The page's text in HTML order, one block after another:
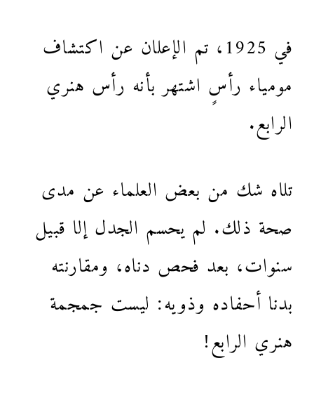
في 1925، تم الإعلان عن اكتشاف
مومياء رأسٍ اشتهر بأنه رأس هنري
الرابع.
تلاه شك من بعض العلماء عن مدى
صحة ذلك. لم يحسم الجدل إلا قبيل
سنوات، بعد فحص دناه، ومقارنته
بدنا أحفاده وذويه: ليست جمجمة
هنري الرابع!